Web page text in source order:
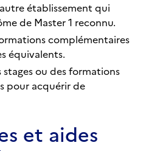
établissement qui
de Master 1 reconnu.
complémentaires
équivalents.
stages ou des formations
pour acquérir de
et aides